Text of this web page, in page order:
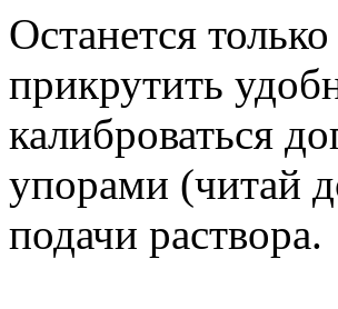
Останется
прикрутить
калиброваться
упорами (читай
подачи раствора.